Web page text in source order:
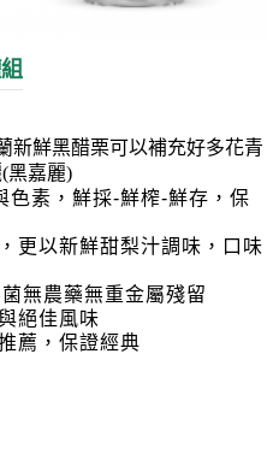
新鮮黑醋栗可以補充好多花青
黑嘉麗)
素，鮮採-鮮榨-鮮存，保
更以新鮮甜梨汁調味， 口味
無農藥無重金屬殘留
絕佳風味
薦，保證經典